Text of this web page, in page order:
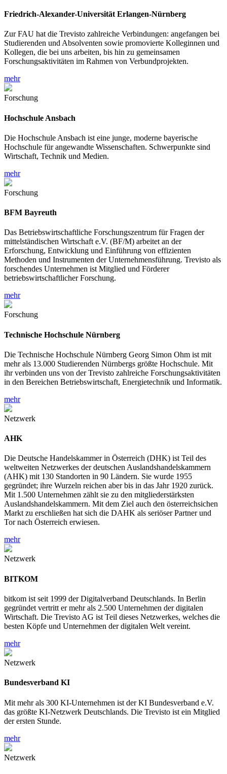
Friedrich-Alexander-Universität Erlangen-Nürnberg
Zur FAU hat die Trevisto zahlreiche Verbindungen: angefangen bei
Studierenden und Absolventen sowie promovierte Kolleginnen und
Kollegen, die bei uns arbeiten, bis hin zu gemeinsamen
Forschungsaktivitäten im Rahmen von Verbundprojekten.
mehr
Forschung
Hochschule Ansbach
Die Hochschule Ansbach ist eine junge, moderne bayerische
Hochschule für angewandte Wissenschaften. Schwerpunkte sind
Wirtschaft, Technik und Medien.
mehr
Forschung
BFM Bayreuth
Das Betriebswirtschaftliche Forschungszentrum für Fragen der
mittelständischen Wirtschaft e.V. (BF/M) arbeitet an der
Erforschung, Entwicklung und Einführung von effizienten
Methoden und Instrumenten der Unternehmensführung. Trevisto als
forschendes Unternehmen ist Mitglied und Förderer
betriebswirtschaftlicher Forschung.
mehr
Forschung
Technische Hochschule Nürnberg
Die Technische Hochschule Nürnberg Georg Simon Ohm ist mit
mehr als 13.000 Studierenden Nürnbergs größte Hochschule. Mit
ihr verbinden uns von der Trevisto zahlreiche Forschungsaktivitäten
in den Bereichen Betriebswirtschaft, Energietechnik und Informatik.
mehr
Netzwerk
AHK
Die Deutsche Handelskammer in Österreich (DHK) ist Teil des
weltweiten Netzwerkes der deutschen Auslandshandelskammern
(AHK) mit 130 Standorten in 90 Ländern. Sie wurde 1955
gegründet; ihre Wurzeln reichen aber bis in das Jahr 1920 zurück.
Mit 1.500 Unternehmen zählt sie zu den mitgliederstärksten
Auslandshandelskammern. Mit dem Ziel auch den österreichsichen
Markt zu erschließen hat sich die DAHK als seriöser Partner und
Tor nach Österreich erwiesen.
mehr
Netzwerk
BITKOM
bitkom ist seit 1999 der Digitalverband Deutschlands. In Berlin
gegründet vertritt er mehr als 2.500 Unternehmen der digitalen
Wirtschaft. Die Trevisto AG ist Teil dieses Netzwerkes, welches die
besten Köpfe und Unternehmen der digitalen Welt vereint.
mehr
Netzwerk
Bundesverband KI
Mit mehr als 300 KI-Unternehmen ist der KI Bundesverband e.V.
das größte KI-Netzwerk Deutschlands. Die Trevisto ist ein Mitglied
der ersten Stunde.
mehr
Netzwerk